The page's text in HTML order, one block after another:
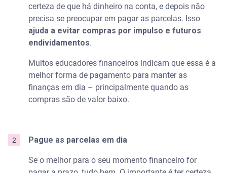
certeza de que há dinheiro na conta, e depois não
precisa se preocupar em pagar as parcelas. Isso
ajuda a evitar compras por impulso e futuros
endividamentos.
Muitos educadores financeiros indicam que essa é a
melhor forma de pagamento para manter as
finanças em dia – principalmente quando as
compras são de valor baixo.
Pague as parcelas em dia
Se o melhor para o seu momento financeiro for